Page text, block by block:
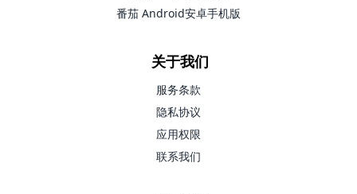
番茄 Android安卓手机版
关于我们
服务条款
隐私协议
应用权限
联系我们